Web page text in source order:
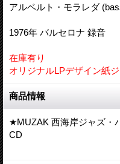
アルベルト・モラレダ
1976年 バルセロナ 録音
在庫有り
オリジナルLPデザイン紙
商品情報
★MUZAK 西海岸ジャズ・
CD